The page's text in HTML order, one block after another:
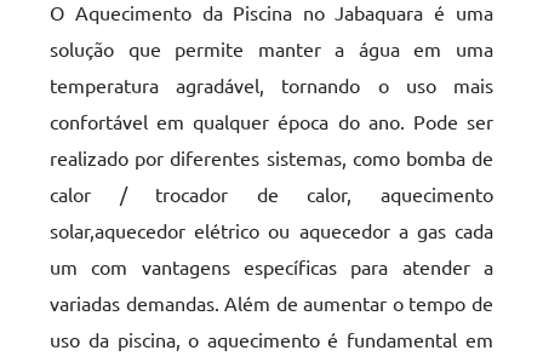
O Aquecimento da Piscina no Jabaquara é uma
solução que permite manter a água em uma
temperatura agradável, tornando o uso mais
confortável em qualquer época do ano. Pode ser
realizado por diferentes sistemas, como bomba de
calor / trocador de calor, aquecimento
solar,aquecedor elétrico ou aquecedor a gas cada
um com vantagens específicas para atender a
variadas demandas. Além de aumentar o tempo de
uso da piscina, o aquecimento é fundamental em